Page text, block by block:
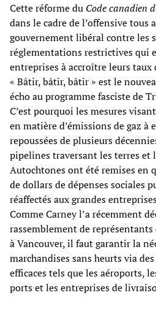
Cette réforme du Code canadien
dans le cadre de l’offensive tous
gouvernement libéral contre les
réglementations restrictives qui
entreprises à accroître leurs
« Bâtir, bâtir, bâtir » est le
écho au programme fasciste de
C’est pourquoi les mesures
en matière d’émissions de gaz à
repoussées de plusieurs
pipelines traversant les terres et
Autochtones ont été remises en
de dollars de dépenses sociales
réaffectés aux grandes
Comme Carney l’a récemment
rassemblement de
à Vancouver, il faut garantir la
marchandises sans heurts via
efficaces tels que les aéroports,
ports et les entreprises de